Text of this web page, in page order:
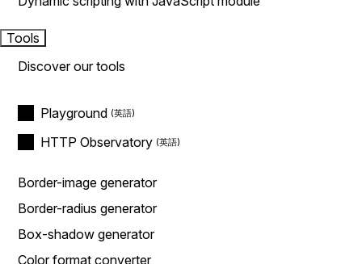
Tools
Discover our tools
Playground
HTTP Observatory
Border-image generator
Border-radius generator
Box-shadow generator
Color format converter